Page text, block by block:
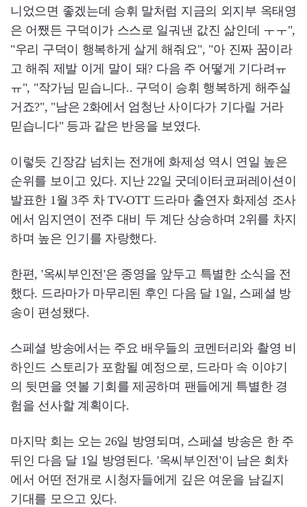
니었으면 좋겠는데 승휘 말처럼 지금의 외지부 옥태영
은 어쨌든 구덕이가 스스로 일궈낸 값진 삶인데 ㅜㅜ",
"우리 구덕이 행복하게 살게 해줘요", "아 진짜 꿈이라
고 해줘 제발 이게 말이 돼? 다음 주 어떻게 기다려ㅠ
ㅠ", "작가님 믿습니다.. 구덕이 승휘 행복하게 해주실
거죠?", "남은 2화에서 엄청난 사이다가 기다릴 거라
믿습니다" 등과 같은 반응을 보였다.
이렇듯 긴장감 넘치는 전개에 화제성 역시 연일 높은
순위를 보이고 있다. 지난 22일 굿데이터코퍼레이션이
발표한 1월 3주 차 TV-OTT 드라마 출연자 화제성 조사
에서 임지연이 전주 대비 두 계단 상승하며 2위를 차지
하며 높은 인기를 자랑했다.
한편, '옥씨부인전'은 종영을 앞두고 특별한 소식을 전
했다. 드라마가 마무리된 후인 다음 달 1일, 스페셜 방
송이 편성됐다.
스페셜 방송에서는 주요 배우들의 코멘터리와 촬영 비
하인드 스토리가 포함될 예정으로, 드라마 속 이야기
의 뒷면을 엿볼 기회를 제공하며 팬들에게 특별한 경
험을 선사할 계획이다.
마지막 회는 오는 26일 방영되며, 스페셜 방송은 한 주
뒤인 다음 달 1일 방영된다. '옥씨부인전'이 남은 회차
에서 어떤 전개로 시청자들에게 깊은 여운을 남길지
기대를 모으고 있다.